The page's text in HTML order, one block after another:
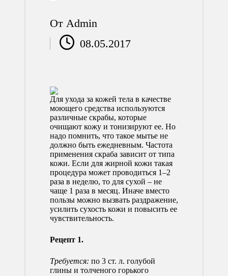
Запись
от
От Admin
08.05.2017
Для ухода за кожей тела в качестве
моющего средства используются
различные скрабы, которые
очищают кожу и тонизируют ее. Но
надо помнить, что такое мытье не
должно быть ежедневным. Частота
применения скраба зависит от типа
кожи. Если для жирной кожи такая
процедура может проводиться 1–2
раза в неделю, то для сухой – не
чаще 1 раза в месяц. Иначе вместо
пользы можно вызвать раздражение,
усилить сухость кожи и повысить ее
чувствительность.
Рецепт 1.
Требуется: по 3 ст. л. голубой
глины и толченого горького